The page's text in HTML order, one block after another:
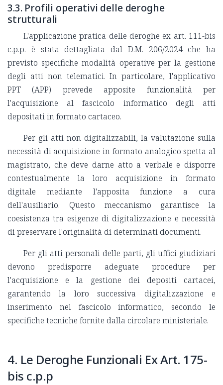
3.3. Profili operativi delle deroghe
strutturali
L'applicazione pratica delle deroghe ex art. 111-bis
c.p.p. è stata dettagliata dal D.M. 206/2024 che ha
previsto specifiche modalità operative per la gestione
degli atti non telematici. In particolare, l'applicativo
PPT (APP) prevede apposite funzionalità per
l'acquisizione al fascicolo informatico degli atti
depositati in formato cartaceo.
Per gli atti non digitalizzabili, la valutazione sulla
necessità di acquisizione in formato analogico spetta al
magistrato, che deve darne atto a verbale e disporre
contestualmente la loro acquisizione in formato
digitale mediante l'apposita funzione a cura
dell'ausiliario. Questo meccanismo garantisce la
coesistenza tra esigenze di digitalizzazione e necessità
di preservare l'originalità di determinati documenti.
Per gli atti personali delle parti, gli uffici giudiziari
devono predisporre adeguate procedure per
l'acquisizione e la gestione dei depositi cartacei,
garantendo la loro successiva digitalizzazione e
inserimento nel fascicolo informatico, secondo le
specifiche tecniche fornite dalla circolare ministeriale.
4. Le Deroghe Funzionali Ex Art. 175-
bis c.p.p